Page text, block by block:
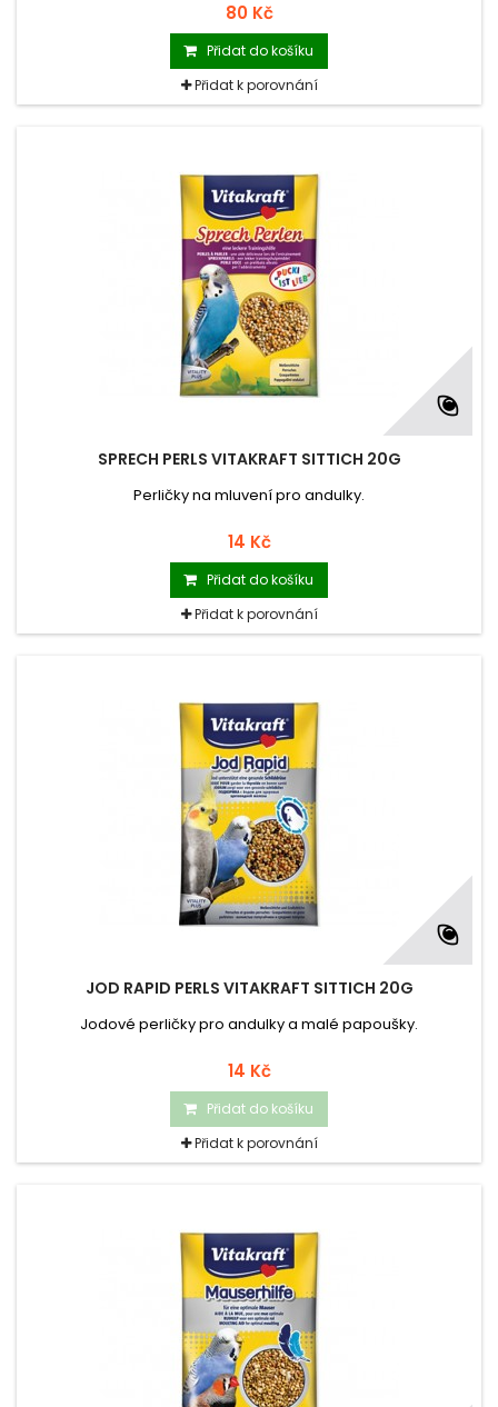
80 Kč
Přidat do košíku
Přidat k porovnání
SPRECH PERLS VITAKRAFT SITTICH 20G
Perličky na mluvení pro andulky.
14 Kč
Přidat do košíku
Přidat k porovnání
JOD RAPID PERLS VITAKRAFT SITTICH 20G
Jodové perličky pro andulky a malé papoušky.
14 Kč
Přidat do košíku
Přidat k porovnání